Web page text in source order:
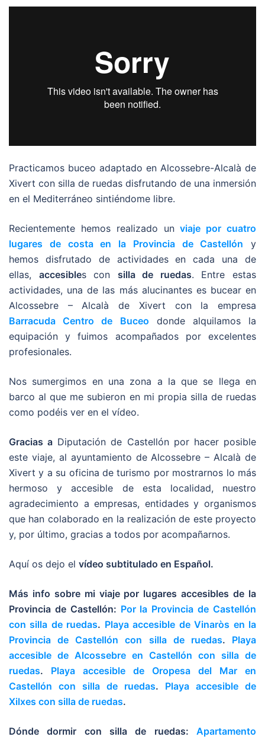
Practicamos buceo adaptado en Alcossebre-Alcalà de
Xivert con silla de ruedas disfrutando de una inmersión
en el Mediterráneo sintiéndome libre.
Recientemente hemos realizado unviaje por cuatro
lugares de costa en la Provincia de Castellón y
hemos disfrutado de actividades en cada una de
ellas, accesibles con silla de ruedas. Entre estas
actividades, una de las más alucinantes es bucear en
Alcossebre – Alcalà de Xivert con la empresa
Barracuda Centro de Buceo donde alquilamos la
equipación y fuimos acompañados por excelentes
profesionales.
Nos sumergimos en una zona a la que se llega en
barco al que me subieron en mi propia silla de ruedas
como podéis ver en el vídeo.
Gracias a Diputación de Castellón por hacer posible
este viaje, al ayuntamiento de Alcossebre – Alcalà de
Xivert y a su oficina de turismo por mostrarnos lo más
hermoso y accesible de esta localidad, nuestro
agradecimiento a empresas, entidades y organismos
que han colaborado en la realización de este proyecto
y, por último, gracias a todos por acompañarnos.
Aquí os dejo el vídeo subtitulado en Español.
Más info sobre mi viaje por lugares accesibles de la
Provincia de Castellón: Por la Provincia de Castellón
con silla de ruedas. Playa accesible de Vinaròs en la
Provincia de Castellón con silla de ruedas. Playa
accesible de Alcossebre en Castellón con silla de
ruedas. Playa accesible de Oropesa del Mar en
Castellón con silla de ruedas. Playa accesible de
Xilxes con silla de ruedas.
Dónde dormir con silla de ruedas: Apartamento